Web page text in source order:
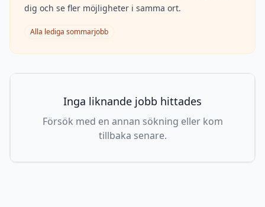
dig och se fler möjligheter i samma ort.
Alla lediga sommarjobb
Inga liknande jobb hittades
Försök med en annan sökning eller kom
tillbaka senare.